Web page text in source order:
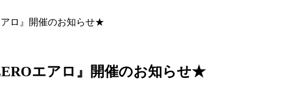
ロ』開催のお知らせ★
エアロ』開催のお知らせ★